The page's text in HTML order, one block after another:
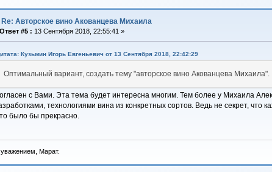
Re: Авторское вино Акованцева Михаила
Ответ #5 : 13 Сентября 2018, 22:55:41 »
Кузьмин Игорь Евгеньевич от 13 Сентября 2018, 22:42:29
Оптимальный вариант, создать тему "авторское вино Акованцева Михаила".
с Вами. Эта тема будет интересна многим. Тем более у Михаила
технологиями вина из конкретных сортов. Ведь не секрет, что
было бы прекрасно.
Марат.